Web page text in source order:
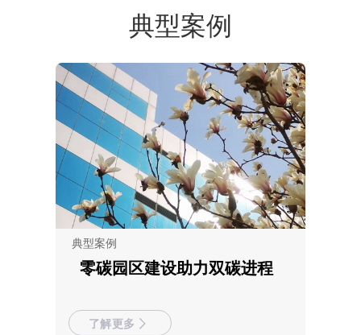
服务智
能电网
共创低
碳未来
智慧
保卫青
山绿水
共建美
丽中国
建设智
慧城市
共享智
能生活
典型案例
典型案例
零碳园区建设助力双碳进程
了解更多